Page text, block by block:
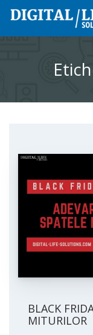
Skip
content
BLACK
MITURILOR